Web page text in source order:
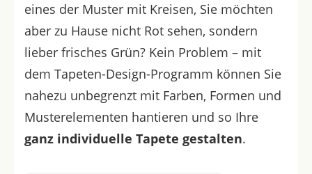
eines der Muster mit Kreisen, Sie möchten
aber zu Hause nicht Rot sehen, sondern
lieber frisches Grün? Kein Problem – mit
dem Tapeten-Design-Programm können Sie
nahezu unbegrenzt mit Farben, Formen und
Musterelementen hantieren und so Ihre
ganz individuelle Tapete gestalten.